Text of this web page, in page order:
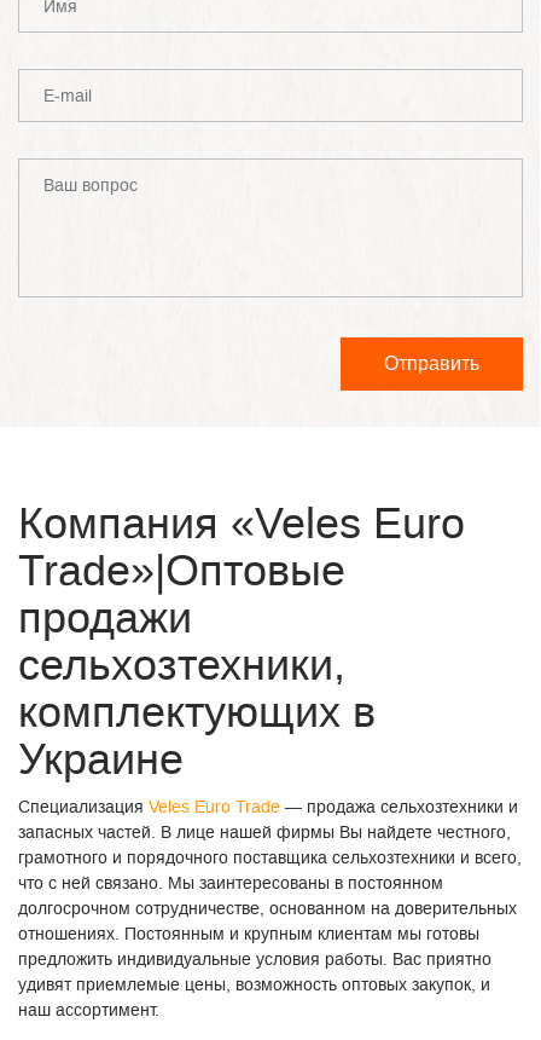
Отправить
Компания «Veles Euro
Trade»|Оптовые
продажи
сельхозтехники,
комплектующих в
Украине
Специализация Veles Euro Trade — продажа сельхозтехники и
запасных частей. В лице нашей фирмы Вы найдете честного,
грамотного и порядочного поставщика сельхозтехники и всего,
что с ней связано. Мы заинтересованы в постоянном
долгосрочном сотрудничестве, основанном на доверительных
отношениях. Постоянным и крупным клиентам мы готовы
предложить индивидуальные условия работы. Вас приятно
удивят приемлемые цены, возможность оптовых закупок, и
наш ассортимент.